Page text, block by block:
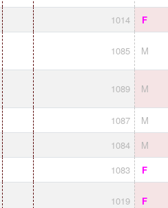
1014 F
1085 M
1089 M
1087
M
1084
M
1083 F
1019 F